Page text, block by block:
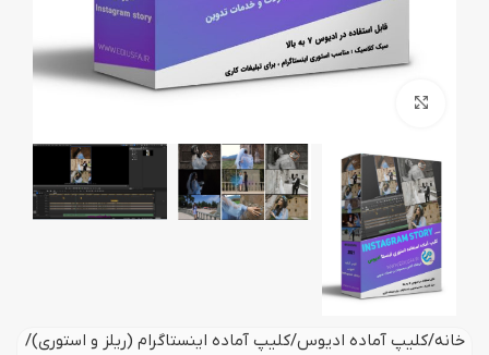
خانه کلیپ آماده ادیوس کلیپ آماده اینستاگرام (ریلز و استوری)